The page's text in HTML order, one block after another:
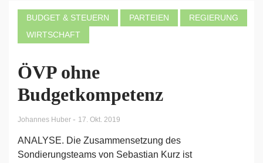
BUDGET & STEUERN PARTEIEN
REGIERUNG
WIRTSCHAFT
ÖVP ohne
Budgetkompetenz
Johannes Huber - 17. Okt. 2019
ANALYSE. Die Zusammensetzung des
Sondierungsteams von Sebastian Kurz ist